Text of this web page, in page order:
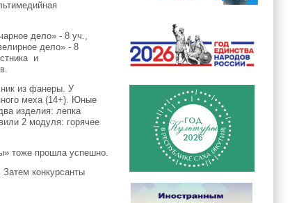
дело» - 8 уч.,
дело» - 8
и
из фанеры. У
меха (14+). Юные
изделия: лепка
2 модуля: горячее
тоже прошла успешно.
конкурсанты